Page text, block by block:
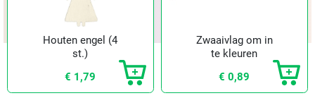
Houten engel (4
st.)
€ 1,79
Zwaaivlag om in
te kleuren
€ 0,89